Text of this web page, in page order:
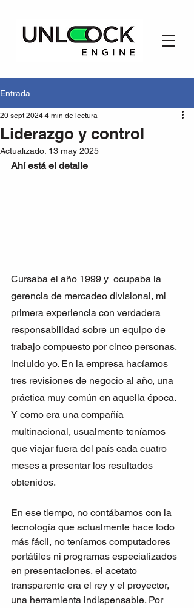
Entrada
Liderazgo y control
20 sept 2024 4 min de lectura
Actualizado: 13 may 2025
Ahí está el detalle
Cursaba el año 1999 y  ocupaba la
gerencia de mercadeo divisional, mi
primera experiencia con verdadera
responsabilidad sobre un equipo de
trabajo compuesto por cinco personas,
incluido yo. En la empresa hacíamos
tres revisiones de negocio al año, una
práctica muy común en aquella época.
Y como era una compañía
multinacional, usualmente teníamos
que viajar fuera del país cada cuatro
meses a presentar los resultados
obtenidos.
En ese tiempo, no contábamos con la
tecnología que actualmente hace todo
más fácil, no teníamos computadores
portátiles ni programas especializados
en presentaciones, el acetato
transparente era el rey y el proyector,
una herramienta indispensable. Por